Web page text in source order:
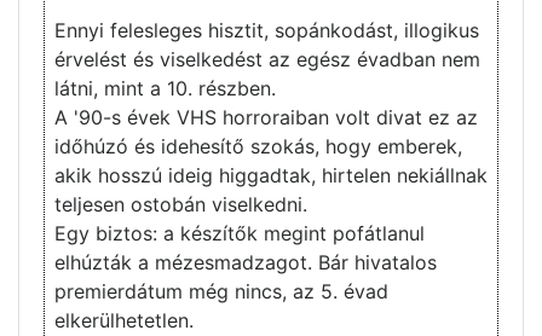
Ennyi felesleges hisztit, sopánkodást, illogikus
érvelést és viselkedést az egész évadban nem
látni, mint a 10. részben.
A '90-s évek VHS horroraiban volt divat ez az
időhúzó és idehesítő szokás, hogy emberek,
akik hosszú ideig higgadtak, hirtelen nekiállnak
teljesen ostobán viselkedni.
Egy biztos: a készítők megint pofátlanul
elhúzták a mézesmadzagot. Bár hivatalos
premierdátum még nincs, az 5. évad
elkerülhetetlen.